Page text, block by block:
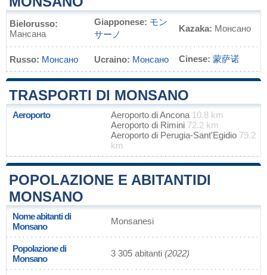
Bielorusso:
Мансана
Giapponese: モン
サーノ
Kazaka: Монсано
Russo: Монсано Ucraino: Монсано Cinese: 蒙萨诺
TRASPORTI DI MONSANO
Aeroporto Aeroporto di Ancona 10.8 km
Aeroporto di Rimini 72.2 km
Aeroporto di Perugia-Sant'Egidio 79.2
km
POPOLAZIONE E ABITANTIDI
MONSANO
Nome abitanti di
Monsano
Monsanesi
Popolazione di
Monsano
3 305 abitanti (2022)